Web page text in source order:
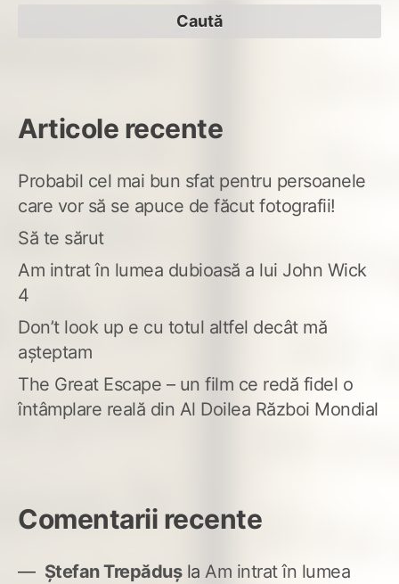
Articole recente
Probabil cel mai bun sfat pentru persoanele
care vor să se apuce de făcut fotografii!
Să te sărut
Am intrat în lumea dubioasă a lui John Wick
4
Don’t look up e cu totul altfel decât mă
așteptam
The Great Escape – un film ce redă fidel o
întâmplare reală din Al Doilea Război Mondial
Comentarii recente
Ștefan Trepădușla Am intrat în lumea